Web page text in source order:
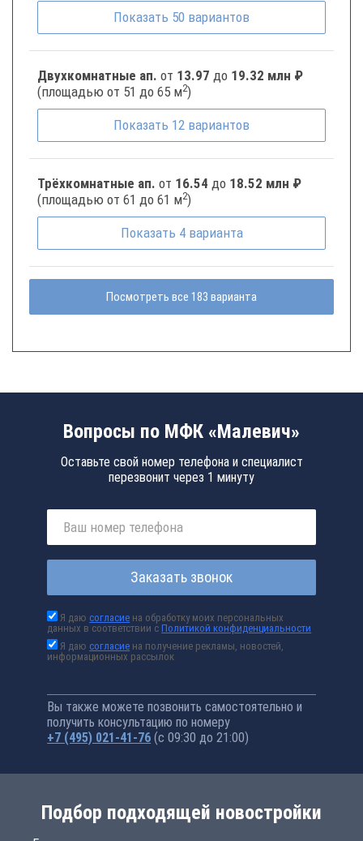
Показать 50 вариантов
Двухкомнатные ап. от 13.97 до 19.32 млн ₽
(площадью от 51 до 65 м2)
Показать 12 вариантов
Трёхкомнатные ап. от 16.54 до 18.52 млн ₽
(площадью от 61 до 61 м2)
Показать 4 варианта
Посмотреть все 183 варианта
Вопросы по МФК «Малевич»
Оставьте свой номер телефона и специалист
перезвонит через 1 минуту
Заказать звонок
Я даюсогласие на обработку моих персональных
данных в соответствии сПолитикой конфиденциальности
Я даюсогласие на получение рекламы, новостей,
информационных рассылок
Вы также можете позвонить самостоятельно и
получить консультацию по номеру
+7 (495) 021-41-76 (с 09:30 до 21:00)
Подбор подходящей новостройки